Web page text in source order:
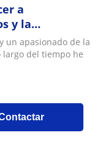
a
y la
al día de
un apasionado de la
largo del tiempo he